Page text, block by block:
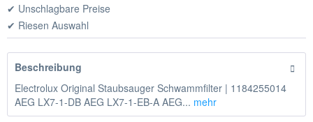
✔ Unschlagbare Preise
✔ Riesen Auswahl
Beschreibung
Electrolux Original Staubsauger Schwammfilter | 1184255014
AEG LX7-1-DB AEG LX7-1-EB-A AEG... mehr